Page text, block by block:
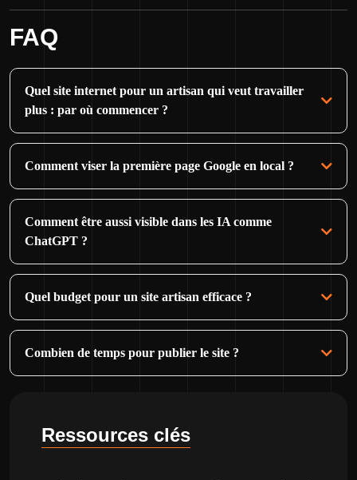
FAQ
Quel site internet pour un artisan qui veut travailler
plus : par où commencer ?
Comment viser la première page Google en local ?
Comment être aussi visible dans les IA comme
ChatGPT ?
Quel budget pour un site artisan efficace ?
Combien de temps pour publier le site ?
Ressources clés